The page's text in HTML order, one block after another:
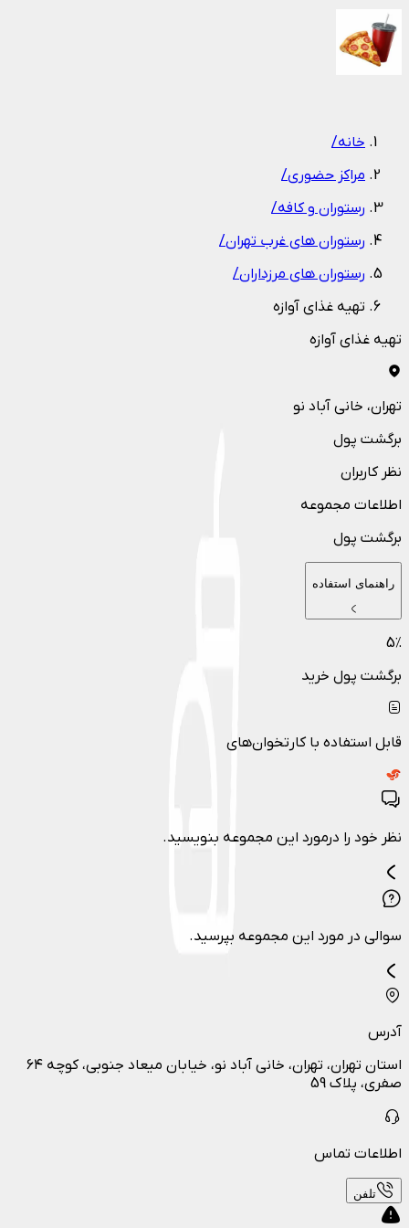
خانه/
مراکز حضوری/
رستوران و کافه/
رستوران های غرب تهران/
رستوران های مرزداران/
تهیه غذای آوازه
تهیه غذای آوازه
تهران، خانی آباد نو
برگشت پول
نظر کاربران
اطلاعات مجموعه
برگشت پول
راهنمای استفاده
5٪
برگشت پول خرید
قابل استفاده با کارتخوان‌های
نظر خود را درمورد این مجموعه بنویسید.
سوالی در مورد این مجموعه بپرسید.
آدرس
استان تهران، تهران، خانی آباد نو، خیابان میعاد جنوبی، کوچه ۶۴
صفری، پلاک 59
اطلاعات تماس
تلفن